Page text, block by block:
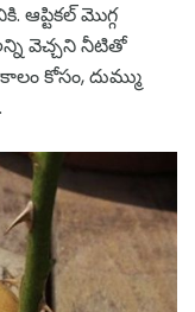
ఆప్టికల్ మొగ్గ
వెచ్చని నీటితో
కోసం, దుమ్ము